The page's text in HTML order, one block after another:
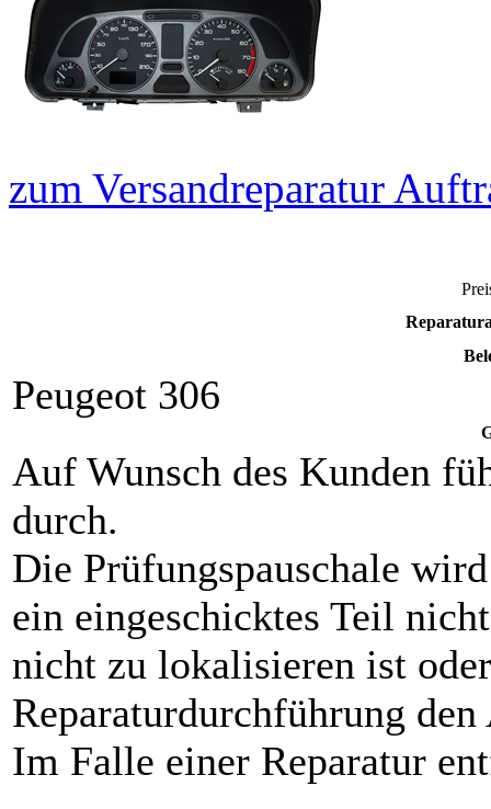
zum Versandreparatur
Peugeot 306
Auf Wunsch des Kunden
durch.
Die Prüfungspauschale
ein eingeschicktes Teil
nicht zu lokalisieren ist
Reparaturdurchführung
Im Falle einer Reparatur